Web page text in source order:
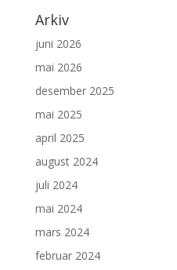
Arkiv
juni 2026
mai 2026
desember 2025
mai 2025
april 2025
august 2024
juli 2024
mai 2024
mars 2024
februar 2024